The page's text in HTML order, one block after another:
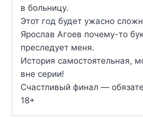
в больницу.
Этот год будет ужасно
Ярослав Агоев почему-то
преследует меня.
История самостоятельная,
вне серии!
Счастливый финал —
18+